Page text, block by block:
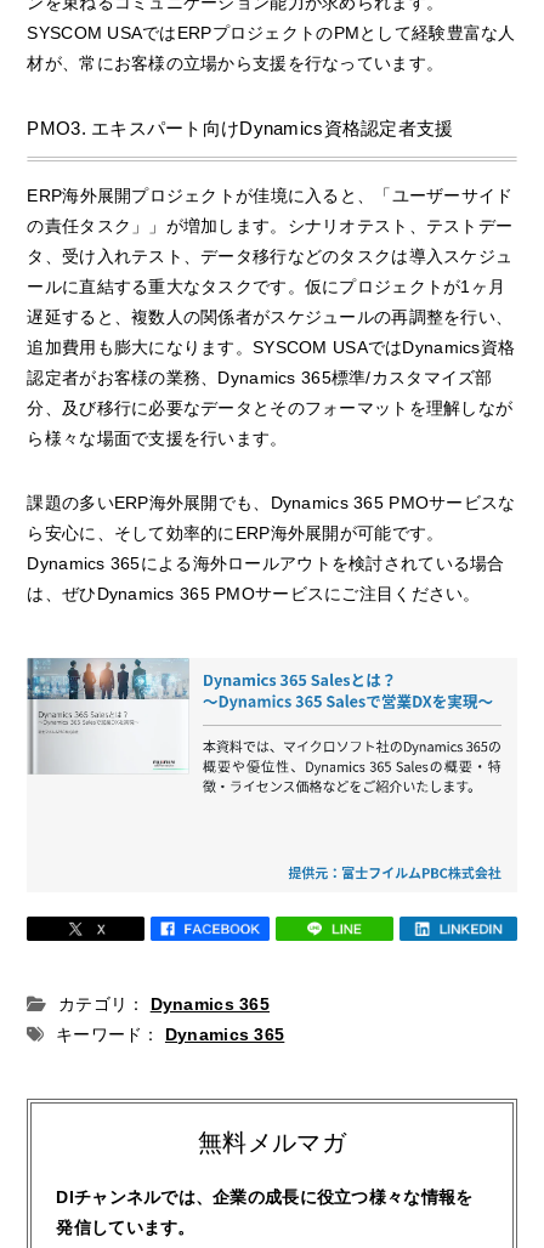
SYSCOM USAではERPプロジェクトのPMとして経験豊富な人
材が、常にお客様の立場から支援を行なっています。
PMO3. エキスパート向けDynamics資格認定者支援
ERP海外展開プロジェクトが佳境に入ると、「ユーザーサイド
の責任タスク」」が増加します。シナリオテスト、テストデー
タ、受け入れテスト、データ移行などのタスクは導入スケジュ
ールに直結する重大なタスクです。仮にプロジェクトが1ヶ月
遅延すると、複数人の関係者がスケジュールの再調整を行い、
追加費用も膨大になります。SYSCOM USAではDynamics資格
認定者がお客様の業務、Dynamics 365標準/カスタマイズ部
分、及び移行に必要なデータとそのフォーマットを理解しなが
ら様々な場面で支援を行います。
課題の多いERP海外展開でも、Dynamics 365 PMOサービスな
ら安心に、そして効率的にERP海外展開が可能です。
Dynamics 365による海外ロールアウトを検討されている場合
は、ぜひDynamics 365 PMOサービスにご注目ください。
カテゴリ：
Dynamics 365
キーワード：
Dynamics 365
無料メルマガ
DIチャンネルでは、企業の成長に役立つ様々な情報を
発信しています。